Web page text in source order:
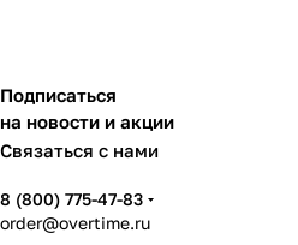
Подписаться
на новости и акции
Связаться с нами
8 (800) 775-47-83
order@overtime.ru